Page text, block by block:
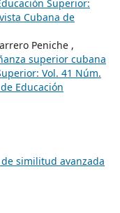
Superior:
Cubana de
Peniche ,
superior cubana
Vol. 41 Núm.
Educación
similitud avanzada